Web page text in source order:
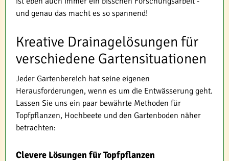
und genau das macht es so spannend!
Kreative Drainagelösungen für
verschiedene Gartensituationen
Jeder Gartenbereich hat seine eigenen
Herausforderungen, wenn es um die Entwässerung geht.
Lassen Sie uns ein paar bewährte Methoden für
Topfpflanzen, Hochbeete und den Gartenboden näher
betrachten:
Clevere Lösungen für Topfpflanzen